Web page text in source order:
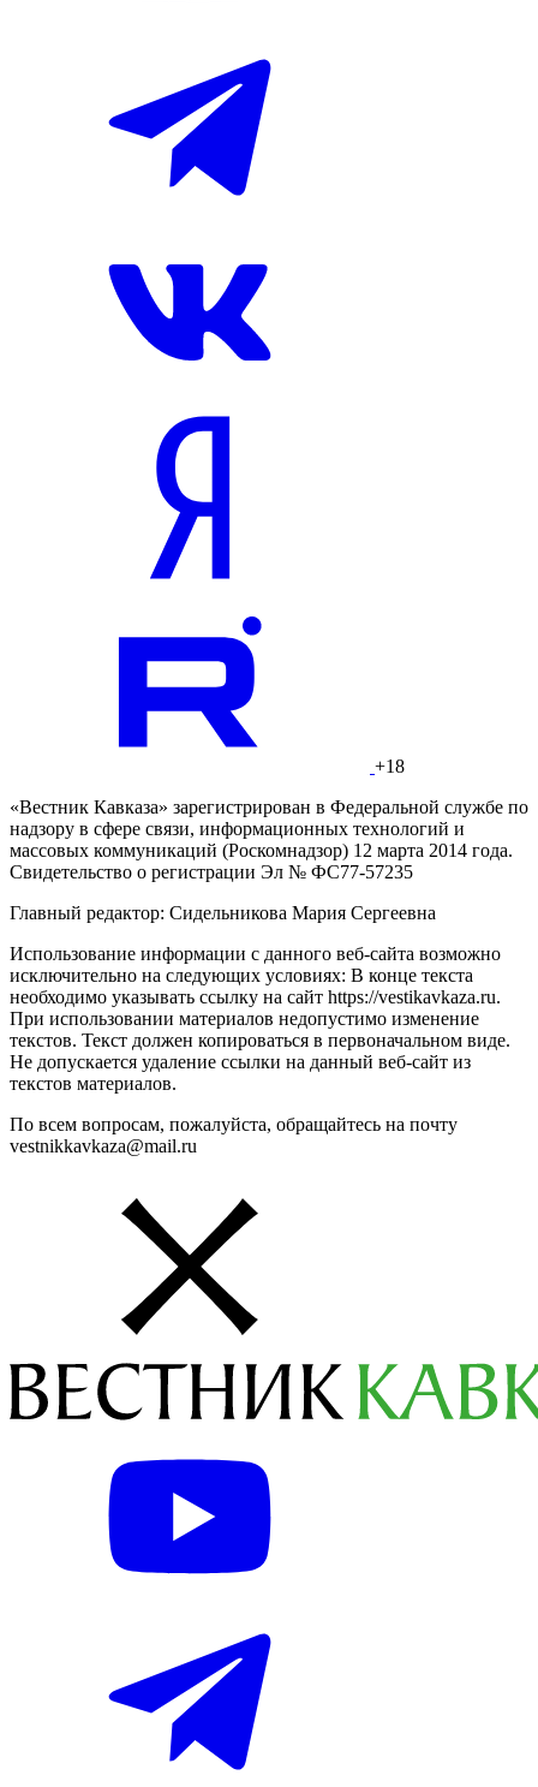
+18
«Вестник Кавказа» зарегистрирован в Федеральной службе по
надзору в сфере связи, информационных технологий и
массовых коммуникаций (Роскомнадзор) 12 марта 2014 года.
Свидетельство о регистрации Эл № ФС77-57235
Главный редактор: Сидельникова Мария Сергеевна
Использование информации с данного веб-сайта возможно
исключительно на следующих условиях: В конце текста
необходимо указывать ссылку на сайт https://vestikavkaza.ru.
При использовании материалов недопустимо изменение
текстов. Текст должен копироваться в первоначальном виде.
Не допускается удаление ссылки на данный веб-сайт из
текстов материалов.
По всем вопросам, пожалуйста, обращайтесь на почту
vestnikkavkaza@mail.ru